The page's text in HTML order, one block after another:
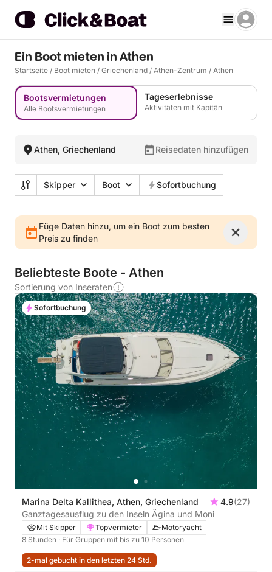
Ein Boot mieten in Athen
Startseite / Boot mieten / Griechenland / Athen-Zentrum / Athen
Bootsvermietungen
Alle Bootsvermietungen
Tageserlebnisse
Aktivitäten mit Kapitän
Athen, Griechenland Reisedaten hinzufügen
Skipper Boot Sofortbuchung
Füge Daten hinzu, um ein Boot zum besten
Preis zu finden
Beliebteste Boote - Athen
Sortierung von Inseraten
Marina Delta Kallithea, Athen, Griechenland 4.9(27)
Ganztagesausflug zu den Inseln Ägina und Moni
Mit Skipper Topvermieter
Motoryacht
8 Stunden · Für Gruppen mit bis zu 10 Personen
2-mal gebucht in den letzten 24 Std.
Sofortbuchung